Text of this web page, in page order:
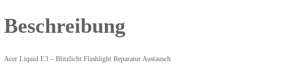
Beschreibung
Acer Liquid E3 – Blitzlicht Flashlight Reparatur Austausch